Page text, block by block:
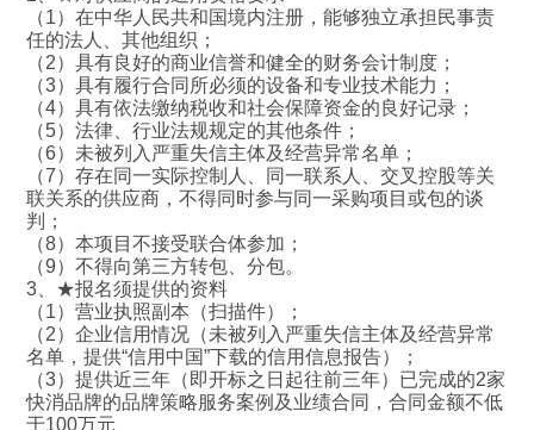
（1）在中华人民共和国境内注册，能够独立承担民事责
任的法人、其他组织；
（2）具有良好的商业信誉和健全的财务会计制度；
（3）具有履行合同所必须的设备和专业技术能力；
（4）具有依法缴纳税收和社会保障资金的良好记录；
（5）法律、行业法规规定的其他条件；
（6）未被列入严重失信主体及经营异常名单；
（7）存在同一实际控制人、同一联系人、交叉控股等关
联关系的供应商，不得同时参与同一采购项目或包的谈
判；
（8）本项目不接受联合体参加；
（9）不得向第三方转包、分包。
3、★报名须提供的资料
（1）营业执照副本（扫描件）；
（2）企业信用情况（未被列入严重失信主体及经营异常
名单，提供“信用中国”下载的信用信息报告）；
（3）提供近三年（即开标之日起往前三年）已完成的2家
快消品牌的品牌策略服务案例及业绩合同，合同金额不低
于100万元